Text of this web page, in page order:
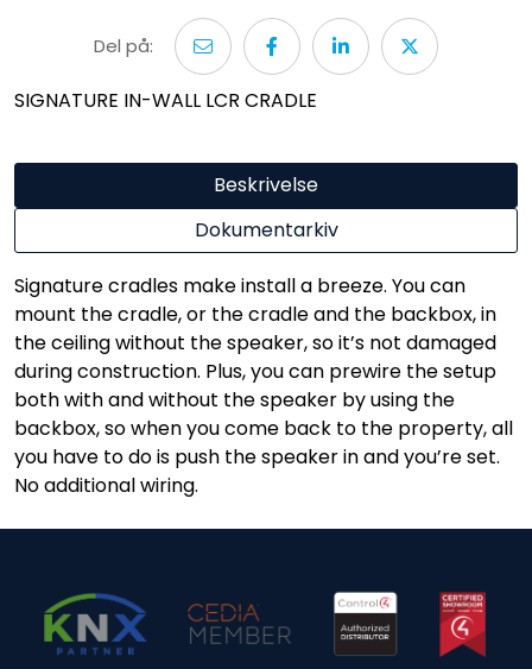
Del på:
SIGNATURE IN-WALL LCR CRADLE
Beskrivelse
Dokumentarkiv
Signature cradles make install a breeze. You can
mount the cradle, or the cradle and the backbox, in
the ceiling without the speaker, so it’s not damaged
during construction. Plus, you can prewire the setup
both with and without the speaker by using the
backbox, so when you come back to the property, all
you have to do is push the speaker in and you’re set.
No additional wiring.